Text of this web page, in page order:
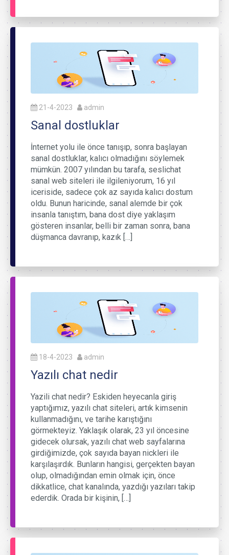
21-4-2023 admin
Sanal dostluklar
İnternet yolu ile önce tanışıp, sonra başlayan
sanal dostluklar, kalıcı olmadığını söylemek
mümkün. 2007 yılından bu tarafa, seslichat
sanal web siteleri ile ilgileniyorum, 16 yıl
iceriside, sadece çok az sayıda kalıcı dostum
oldu. Bunun haricinde, sanal alemde bir çok
insanla tanıştım, bana dost diye yaklaşım
gösteren insanlar, belli bir zaman sonra, bana
düşmanca davranıp, kazık […]
18-4-2023 admin
Yazılı chat nedir
Yazili chat nedir? Eskiden heyecanla giriş
yaptığımız, yazılı chat siteleri, artık kimsenin
kullanmadığını, ve tarihe karıştığını
görmekteyiz. Yaklaşık olarak, 23 yıl öncesine
gidecek olursak, yazılı chat web sayfalarına
girdiğimizde, çok sayıda bayan nickleri ile
karşılaşırdık. Bunların hangisi, gerçekten bayan
olup, olmadığından emin olmak için, önce
dikkatlice, chat kanalında, yazdığı yazıları takip
ederdik. Orada bir kişinin, […]